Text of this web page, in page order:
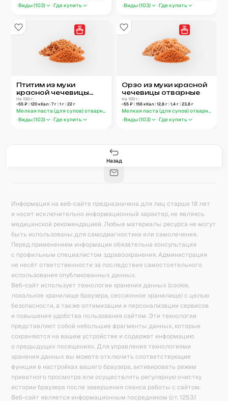
Виды (103) Где купить
Виды (103) Где купить
Птитим из муки
красной чечевицы
отварной
На 100 г:
~55 ₽| 120 кКал| 7г| 1 г| 22 г
Мелкая паста (для супов) отварная
Виды (103) Где купить
Орзо из муки красной
чечевицы отварные
На 100 г:
~55 ₽ | 156 кКал | 12,8 г | 1,4 г | 23,8 г
Мелкая паста (для супов) отварная
Виды (103) Где купить
Назад
171
Калькулятор калорий
Информация на веб-сайте предназначена для лиц старше 18 лет
и носит исключительно информационный характер, не являясь
медицинской рекомендацией. Любые материалы ресурса не могут
быть использованы для самодиагностики или самолечения.
Перед применением информации обязательна консультация
с профильным специалистом здравоохранения. Администрация
не несёт ответственности за последствия самостоятельного
использования опубликованных данных.
Веб-сайт использует технологии хранения данных (cookie,
локальное хранилище браузера, сессионное хранилище) с целью
безопасности, а также оптимизации и персонализации сервисов
и повышения удобства пользования сайтом. Эти технологии
представляют собой небольшие фрагменты данных, которые
сохраняются на вашем устройстве и содержат информацию
о предыдущих посещениях. Для управления технологиями
хранения данных вы можете отключить соответствующие
функции в настройках вашего браузера, активировать режим
приватного просмотра или осуществлять регулярную очистку
истории браузера после завершения сеанса работы с сайтом.
Веб-сайт является информационным посредником (ст. 1253.1